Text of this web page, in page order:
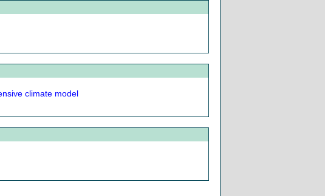
climate model